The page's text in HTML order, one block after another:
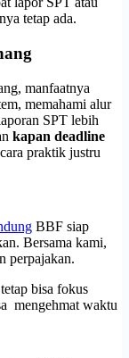
tetap ada.
manfaatnya
memahami alur
SPT lebih
kapan deadline
praktik justru
BBF siap
Bersama kami,
perpajakan.
bisa fokus
mengehmat waktu